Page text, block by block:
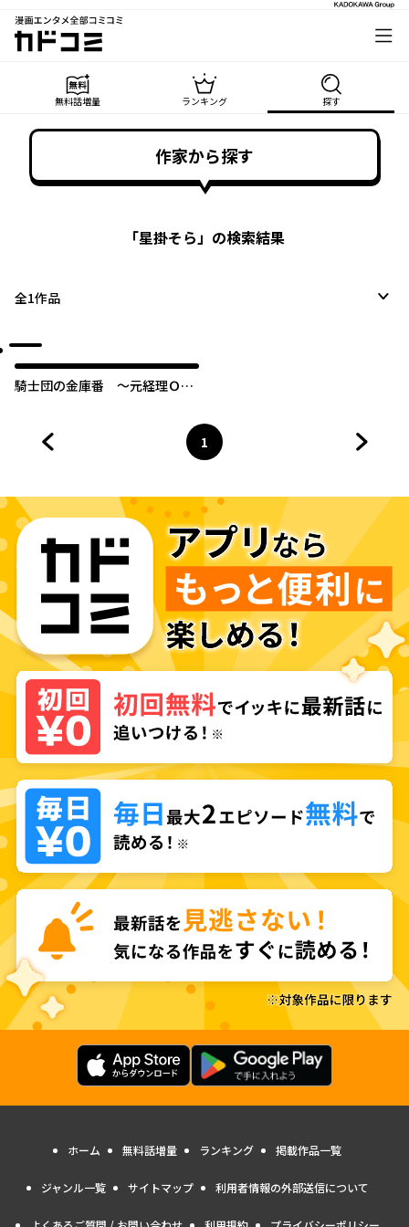
漫画エンタメ全部コミコミ
カドコミ
無料話増量 ランキング 探す
作家から探す
「星掛そら」の検索結果
全1作品
騎士団の金庫番 ～元経理ＯＬ
ページ
1
へ
ホーム 無料話増量 ランキング 掲載作品一覧
ジャンル一覧 サイトマップ 利用者情報の外部送信について